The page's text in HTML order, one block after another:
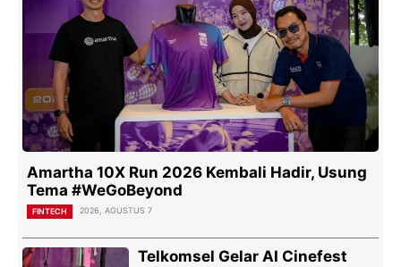
Amartha 10X Run 2026 Kembali Hadir, Usung
Tema #WeGoBeyond
FINTECH 2026, AGUSTUS 7
Telkomsel Gelar AI Cinefest